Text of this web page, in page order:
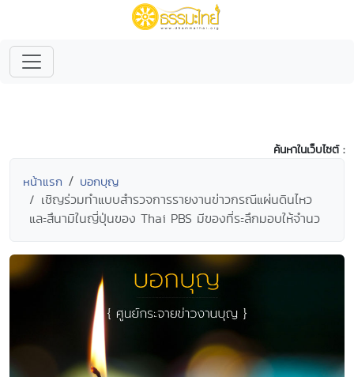
ค้นหาในเว็บไซต์ :
หน้าแรก บอกบุญ
เชิญร่วมทำแบบสำรวจการรายงานข่าวกรณีแผ่นดินไหว
และสึนามิในญี่ปุ่นของ Thai PBS มีของที่ระลึกมอบให้จำนว